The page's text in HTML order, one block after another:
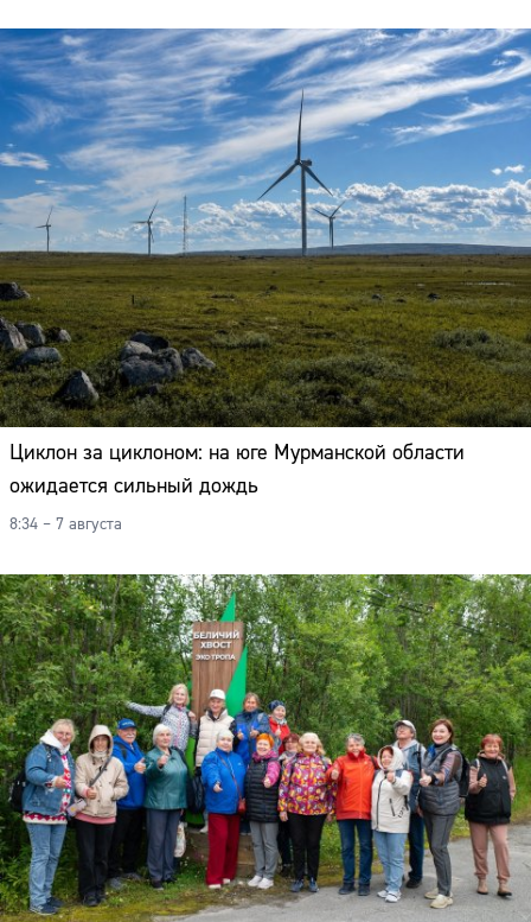
Циклон за циклоном: на юге Мурманской области
ожидается сильный дождь
8:34 – 7 августа